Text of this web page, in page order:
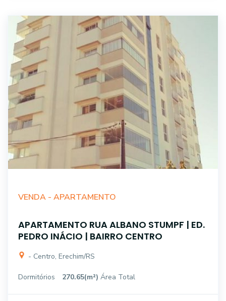
VENDA - APARTAMENTO
APARTAMENTO RUA ALBANO STUMPF | ED.
PEDRO INÁCIO | BAIRRO CENTRO
- Centro, Erechim/RS
Dormitórios 270.65(m²) Área Total